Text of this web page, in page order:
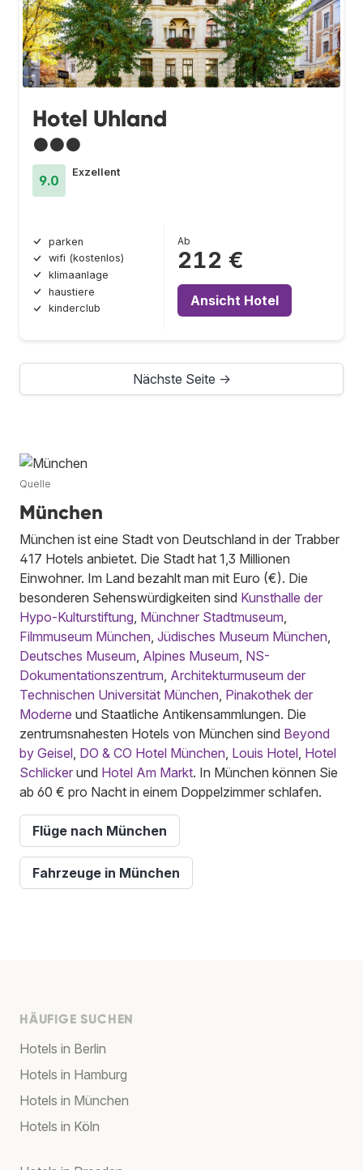
Hotel Uhland
●●●
9.0
Exzellent
parken
wifi (kostenlos)
klimaanlage
haustiere
kinderclub
Ab
212 €
Ansicht Hotel
Nächste Seite →
Quelle
München
München ist eine Stadt von Deutschland in der Trabber
417 Hotels anbietet. Die Stadt hat 1,3 Millionen
Einwohner. Im Land bezahlt man mit Euro (€). Die
besonderen Sehenswürdigkeiten sind Kunsthalle der
Hypo-Kulturstiftung, Münchner Stadtmuseum,
Filmmuseum München, Jüdisches Museum München,
Deutsches Museum, Alpines Museum, NS-
Dokumentationszentrum, Architekturmuseum der
Technischen Universität München, Pinakothek der
Moderne und Staatliche Antikensammlungen. Die
zentrumsnahesten Hotels von München sind Beyond
by Geisel, DO & CO Hotel München, Louis Hotel, Hotel
Schlicker und Hotel Am Markt. In München können Sie
ab 60 € pro Nacht in einem Doppelzimmer schlafen.
Flüge nach München
Fahrzeuge in München
HÄUFIGE SUCHEN
Hotels in Berlin
Hotels in Hamburg
Hotels in München
Hotels in Köln